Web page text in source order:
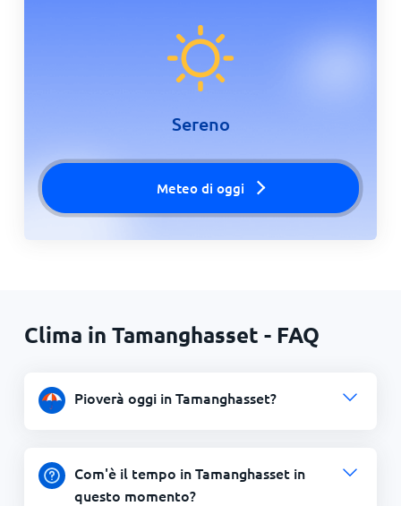
Sereno
Meteo di oggi
Clima in Tamanghasset - FAQ
Pioverà oggi in Tamanghasset?
Com'è il tempo in Tamanghasset in
questo momento?